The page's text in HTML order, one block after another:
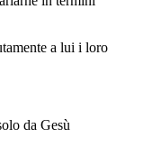
a lui i loro
da Gesù